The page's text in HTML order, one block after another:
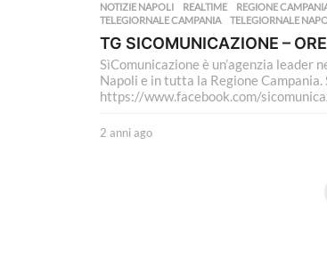
o
NOTIZIE NAPOLI
,REALTIME ,REGIONE
TELEGIORNALE CAMPANIA
,TELEGIORNALE
TG SICOMUNICAZIONE –
SìComunicazione è un’agenzia leader
Napoli e in tutta la Regione
https://www.facebook.com/
2 anni ago